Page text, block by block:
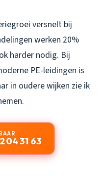
versnelt bij
werken 20%
harder nodig. Bij
PE-leidingen is
in oudere wijken zie ik
31 63